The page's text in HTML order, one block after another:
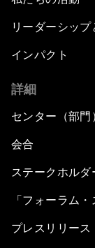
リーダーシッ
インパクト
詳細
センター（部門
会合
ステークホル
「フォーラム・
プレスリリース